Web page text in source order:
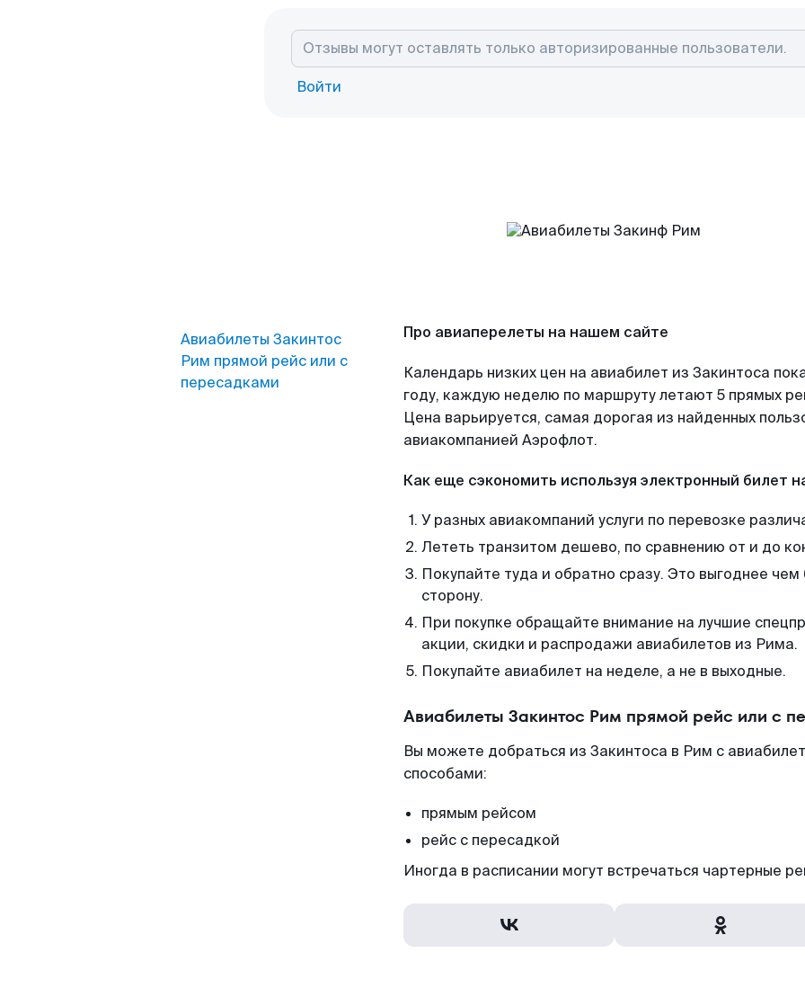
Войти
Авиабилеты Закинтос
Рим прямой рейс или с
пересадками
Про авиаперелеты на нашем сайте
Календарь низких цен на авиабилет из Закинтоса
году, каждую неделю по маршруту летают 5 прямых
Цена варьируется, самая дорогая из найденных
авиакомпанией Аэрофлот.
Как еще сэкономить используя электронный билет
У разных авиакомпаний услуги по перевозке
Лететь транзитом дешево, по сравнению от и до
Покупайте туда и обратно сразу. Это выгоднее
сторону.
При покупке обращайте внимание на лучшие
акции, скидки и распродажи авиабилетов из Рима.
Покупайте авиабилет на неделе, а не в выходные.
Авиабилеты Закинтос Рим прямой рейс или с
Вы можете добраться из Закинтоса в Рим с
способами:
прямым рейсом
рейс с пересадкой
Иногда в расписании могут встречаться чартерные